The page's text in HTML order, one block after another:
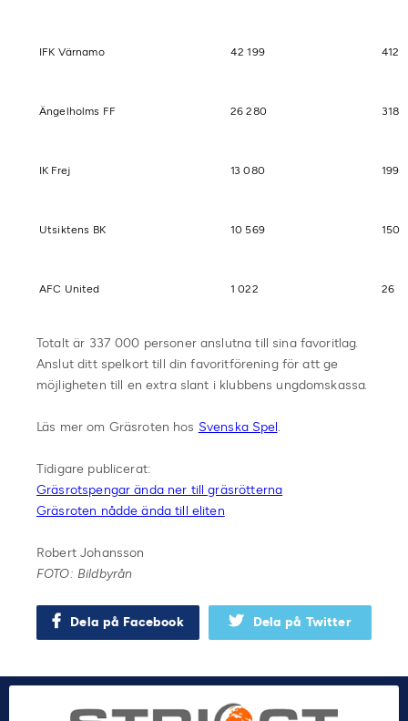
IFK Värnamo 42 199 412
Ängelholms FF 26 280 318
IK Frej 13 080 199
Utsiktens BK 10 569 150
AFC United 1 022 26
Totalt är 337 000 personer anslutna till sina favoritlag.
Anslut ditt spelkort till din favoritförening för att ge
möjligheten till en extra slant i klubbens ungdomskassa.
Läs mer om Gräsroten hos Svenska Spel.
Tidigare publicerat:
Gräsrotspengar ända ner till gräsrötterna
Gräsroten nådde ända till eliten
Robert Johansson
FOTO: Bildbyrån
Dela på Facebook Dela på Twitter